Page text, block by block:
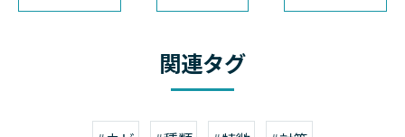
関連タグ